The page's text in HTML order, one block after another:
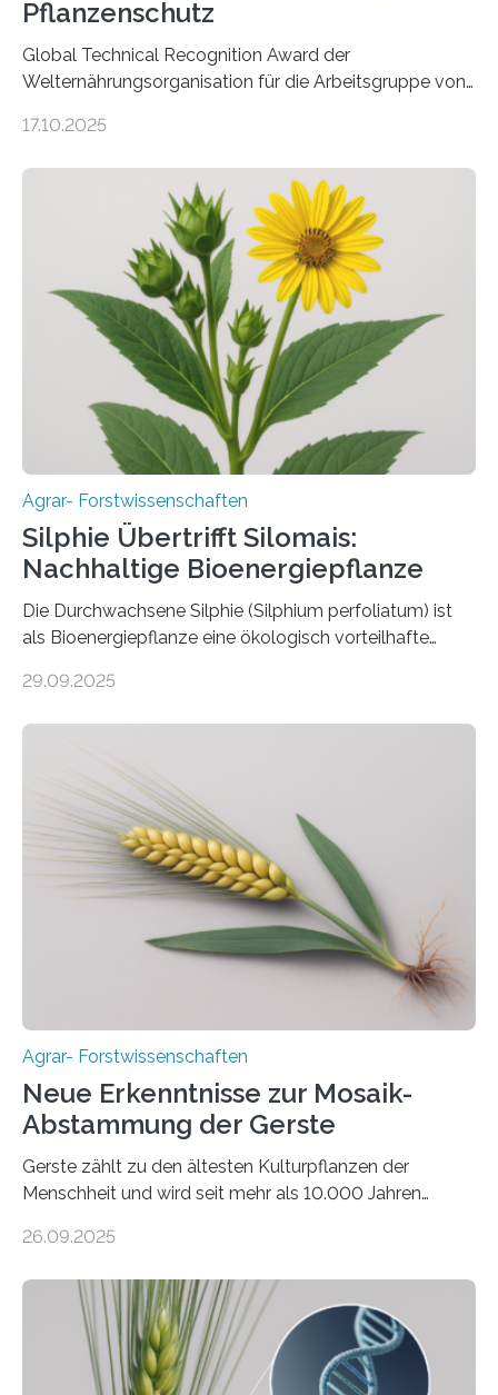
Pflanzenschutz
Global Technical Recognition Award der
Welternährungsorganisation für die Arbeitsgruppe von
Insektenbiotechnologie der JLU Insekten spielen eine
aber Krankheiten übertragen und der Landwirtschaft
und dem Gartenbau erhebliche Schäden zufügen. Es ist
daher entscheidend, Schadinsekten effektiv zu
bekämpfen, während gleichzeitig nützliche Insekten
erhalten bleiben. An der Justus-Liebig-Universität
Gießen (JLU) erforscht die Arbeitsgruppe von Prof. Dr.
Marc F. Schetelig am Institut für
Insektenbiotechnologie neue biologische und
biotechnologische Verfahren zur…
17.10.2025
Agrar- Forstwissenschaften
Silphie Übertrifft Silomais:
Nachhaltige Bioenergiepflanze
Die Durchwachsene Silphie (Silphium perfoliatum) ist
als Bioenergiepflanze eine ökologisch vorteilhafte
mehrjährigen Vergleichsstudie von Forschenden der
nach nachhaltigen Alternativen zur Energiegewinnung
aus landwirtschaftlichen Kulturen ist ein zentrales
Anliegen im Zuge der europäischen Klimaziele, bis
2050 klimaneutral zu werden. In Deutschland dominiert
bislang der Mais als Energiepflanze, doch sein Anbau
bringt ökologische Herausforderungen mit sich:
Bodenerosion, Nährstoffauswaschung und…
29.09.2025
Agrar- Forstwissenschaften
Neue Erkenntnisse zur Mosaik-
Abstammung der Gerste
Gerste zählt zu den ältesten Kulturpflanzen der
Menschheit und wird seit mehr als 10.000 Jahren
einzigen Ort domestiziert wurde. Eine neue Studie eines
Instituts für Pflanzengenetik und
Kulturpflanzenforschung (IPK) zeigt, dass die heutige
Gerste aus verschiedenen Wildpopulationen im
sogenannten Fruchtbaren Halbmond hervorgegangen
26.09.2025